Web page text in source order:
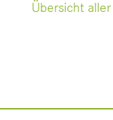
Übersicht